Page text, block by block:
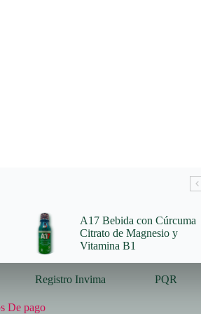
A17 Bebida con Cúrcuma
Citrato de Magnesio y
Vitamina B1
Registro Invima PQR
De pago